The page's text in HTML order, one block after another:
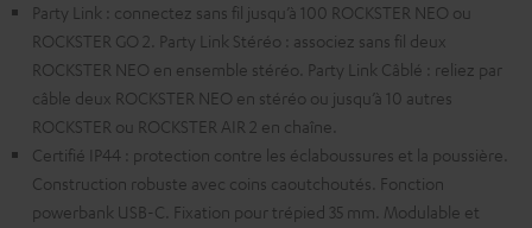
Party Link : connectez sans fil jusqu’à 100 ROCKSTER NEO ou
ROCKSTER GO 2. Party Link Stéréo : associez sans fil deux
ROCKSTER NEO en ensemble stéréo. Party Link Câblé : reliez par
câble deux ROCKSTER NEO en stéréo ou jusqu’à 10 autres
ROCKSTER ou ROCKSTER AIR 2 en chaîne.
Certifié IP44 : protection contre les éclaboussures et la poussière.
Construction robuste avec coins caoutchoutés. Fonction
powerbank USB-C. Fixation pour trépied 35 mm. Modulable et